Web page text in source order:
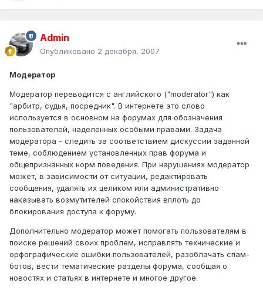
Admin
Опубликовано 2 декабря, 2007
Модератор
Модератор переводится с английского ("moderator") как
"арбитр, судья, посредник". В интернете это слово
используется в основном на форумах для обозначения
пользователей, наделенных особыми правами. Задача
модератора - следить за соответствием дискуссии заданной
теме, соблюдением установленных прав форума и
общепризнанных норм поведения. При нарушениях модератор
может, в зависимости от ситуации, редактировать
сообщения, удалять их целиком или административно
наказывать возмутителей спокойствия вплоть до
блокирования доступа к форуму.
Дополнительно модератор может помогать пользователям в
поиске решений своих проблем, исправлять технические и
орфографические ошибки пользователей, разоблачать спам-
ботов, вести тематические разделы форума, сообщая о
новостях и статьях в интернете и многое другое.